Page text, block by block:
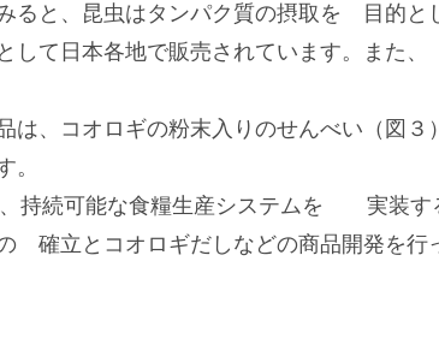
ると、昆虫はタンパク質の摂取を 目的と
して日本各地で販売されています。また、
、コオロギの粉末入りのせんべい（図３
。
、持続可能な食糧生産システムを 実装す
確立とコオロギだしなどの商品開発を行